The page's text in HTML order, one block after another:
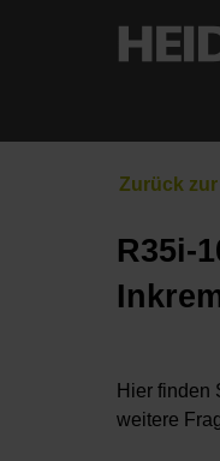
R35i-
Hier finden
weitere